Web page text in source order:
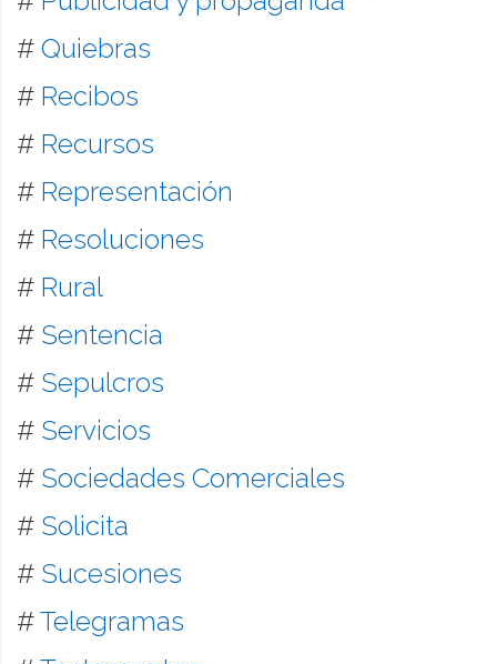
# Quiebras
# Recibos
# Recursos
# Representación
# Resoluciones
# Rural
# Sentencia
# Sepulcros
# Servicios
# Sociedades Comerciales
# Solicita
# Sucesiones
#Telegramas